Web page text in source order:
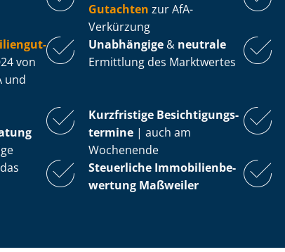
Gutachten zur AfA-
Verkürzung
von
und
Unabhängige & neutrale
Ermittlung des Marktwertes
Kurzfristige Be­sich­ti­gungs­
ter­mi­ne | auch am
Wochenende
Steuerliche Im­mo­bi­li­en­be­
wer­tung Maßweiler